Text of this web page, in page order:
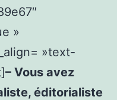
»
»text-
– Vous avez
éditorialiste